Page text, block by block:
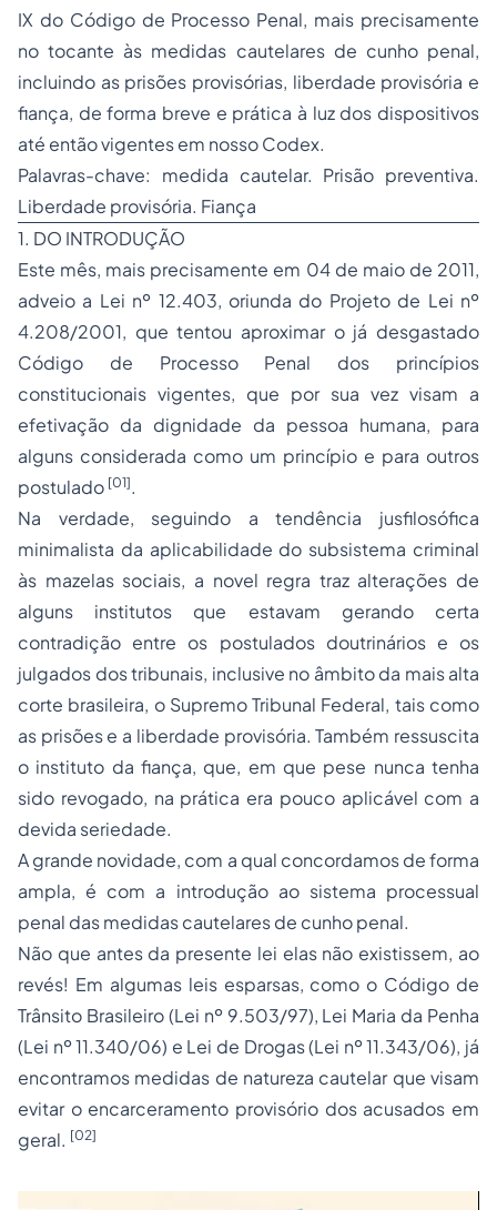
IX do Código de Processo Penal, mais precisamente
no tocante às medidas cautelares de cunho penal,
incluindo as prisões provisórias, liberdade provisória e
fiança, de forma breve e prática à luz dos dispositivos
até então vigentes em nossoCodex.
Palavras-chave: medida cautelar. Prisão preventiva.
Liberdade provisória. Fiança
1. DO INTRODUÇÃO
Este mês, mais precisamente em 04 de maio de 2011,
adveio a Lei nº 12.403, oriunda do Projeto de Lei nº
4.208/2001, que tentou aproximar o já desgastado
Código de ProcessoPenal dos princípios
constitucionais vigentes, que por sua vez visam a
efetivação da dignidade da pessoa humana, para
alguns considerada como um princípio e para outros
postulado [01].
Na verdade, seguindo a tendência jusfilosófica
minimalista da aplicabilidade do subsistema criminal
às mazelas sociais, a novel regra traz alterações de
alguns institutos que estavam gerando certa
contradição entre os postulados doutrinários e os
julgados dos tribunais, inclusive no âmbito da mais alta
corte brasileira, o Supremo Tribunal Federal, tais como
as prisões e a liberdade provisória. Também ressuscita
o instituto da fiança, que, em que pese nunca tenha
sido revogado, na prática era pouco aplicável com a
devida seriedade.
A grande novidade, com a qual concordamos de forma
ampla, é com a introdução ao sistema processual
penal das medidas cautelares de cunho penal.
Não que antes da presente lei elas não existissem, ao
revés! Em algumas leis esparsas, como o Código de
Trânsito Brasileiro (Lei nº 9.503/97), Lei Maria da Penha
(Lei nº 11.340/06) e Lei de Drogas (Lei nº 11.343/06), já
encontramos medidas de natureza cautelar que visam
evitar o encarceramento provisório dos acusados em
geral. [02]